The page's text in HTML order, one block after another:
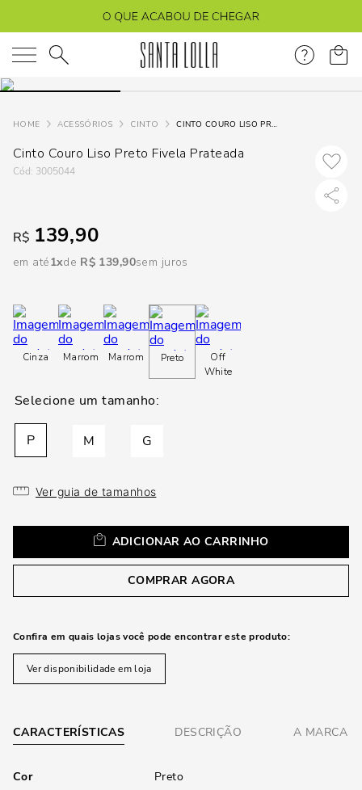
O que você está procurando?
ACESSÓRIOS CINTO CINTO COURO LISO PRETO FIVELA PRATEADA
Cinto Couro Liso Preto Fivela Prateada
: 3005044
R$ 139,90
em até1 R$ 139,90sem juros
Cinza Marrom Marrom Preto
Off
White
P M G
Ver guia de tamanhos
ADICIONAR AO CARRINHO
COMPRAR AGORA
Confira em quais lojas você pode encontrar este produto:
Ver disponibilidade em loja
CARACTERÍSTICAS DESCRIÇÃO A MARCA
Cor Preto